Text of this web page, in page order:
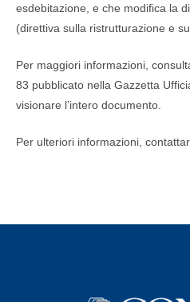
esdebitazione, e che modifica la
(direttiva sulla ristrutturazione e
Per maggiori informazioni,
83 pubblicato nella Gazzetta
visionare l’intero documento.
Per ulteriori informazioni,